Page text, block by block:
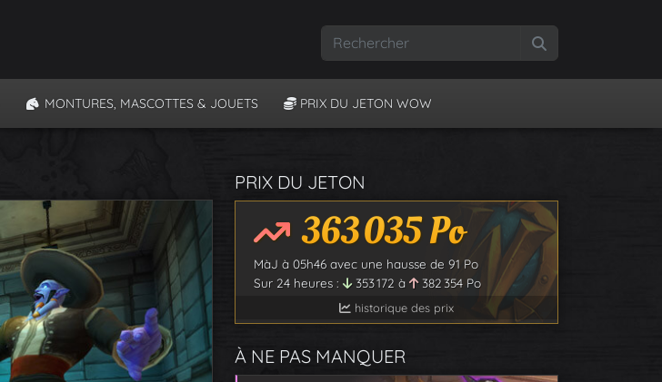
MONTURES, MASCOTTES & JOUETS PRIX DU JETON WOW
PRIX DU JETON
363 035Po
MàJ à 05h46 avec une hausse de 91 Po
Sur 24 heures :
353 172 à 382 354 Po
historique des prix
À NE PAS MANQUER